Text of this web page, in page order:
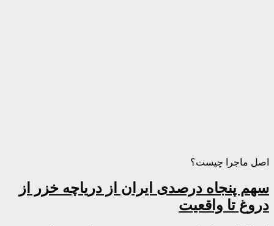
اصل ماجرا چیست؟
سهم پنجاه درصدی ایران از دریاچه خزر از
دروغ تا واقعیت